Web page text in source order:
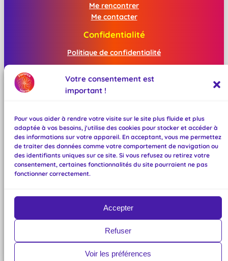
Votre consentement est
important !
Pour vous aider à rendre votre visite sur le site plus fluide et plus
adaptée à vos besoins, j'utilise des cookies pour stocker et accéder à
des informations sur votre appareil. En acceptant, vous me permettez
de traiter des données comme votre comportement de navigation ou
des identifiants uniques sur ce site. Si vous refusez ou retirez votre
consentement, certaines fonctionnalités du site pourraient ne pas
fonctionner correctement.
Accepter
Refuser
Voir les préférences
Me rencontrer
Me contacter
Confidentialité
Politique de confidentialité
Réseaux sociaux
Instagram
Mastodon
TikTok
Bluesky
BeReal
Florence Harris. Tous droits